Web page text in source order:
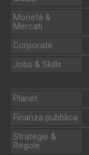
Moneta &
Mercati
Corporate
Jobs & Skills
Planet
Finanza pubblica
Strategie &
Regole